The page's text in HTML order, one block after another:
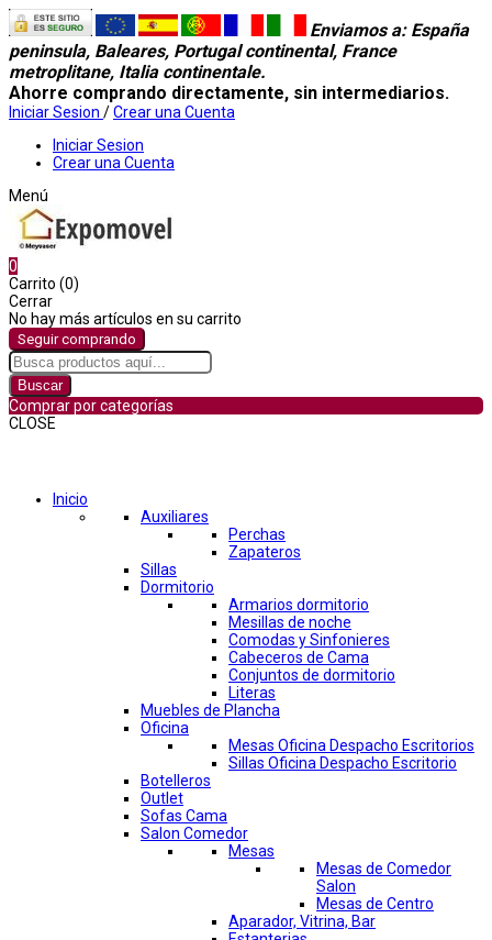
Enviamos a: España
peninsula, Baleares, Portugal continental, France
metroplitane, Italia continentale.
Ahorre comprando directamente, sin intermediarios.
Iniciar Sesion /Crear una Cuenta
Iniciar Sesion
Crear una Cuenta
Menú
0
Carrito (0)
Cerrar
No hay más artículos en su carrito
Seguir comprando
Buscar
Comprar por categorías
CLOSE
Inicio
Auxiliares
Perchas
Zapateros
Sillas
Dormitorio
Armarios dormitorio
Mesillas de noche
Comodas y Sinfonieres
Cabeceros de Cama
Conjuntos de dormitorio
Literas
Muebles de Plancha
Oficina
Mesas Oficina Despacho Escritorios
Sillas Oficina Despacho Escritorio
Botelleros
Outlet
Sofas Cama
Salon Comedor
Mesas
Mesas de Comedor
Salon
Mesas de Centro
Aparador, Vitrina, Bar